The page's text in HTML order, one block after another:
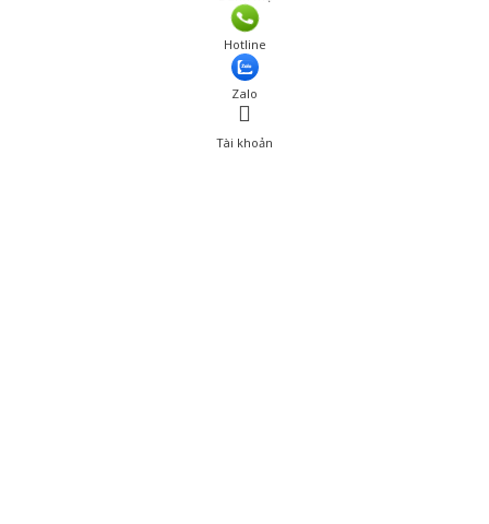
Hotline
Zalo
Tài khoản